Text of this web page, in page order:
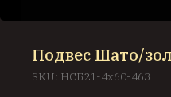
Подвес Шато/
SKU: НСБ21-4х60-463